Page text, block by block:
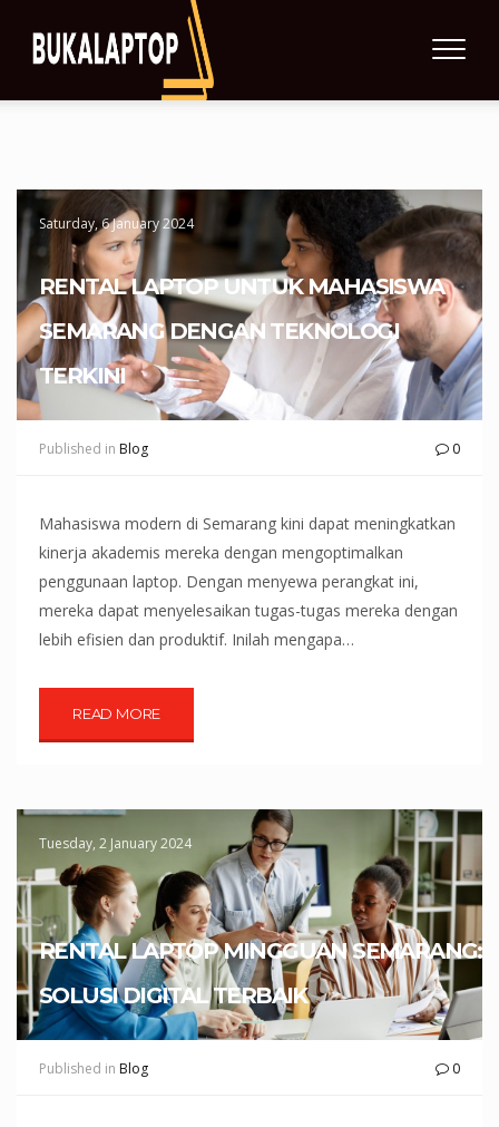
RENTAL LAPTOP UNTUK MAHASISWA
SEMARANG DENGAN TEKNOLOGI
TERKINI
Saturday, 6 January 2024
Published in Blog 0
Mahasiswa modern di Semarang kini dapat meningkatkan
kinerja akademis mereka dengan mengoptimalkan
penggunaan laptop. Dengan menyewa perangkat ini,
mereka dapat menyelesaikan tugas-tugas mereka dengan
lebih efisien dan produktif. Inilah mengapa…
READ MORE
RENTAL LAPTOP MINGGUAN SEMARANG:
SOLUSI DIGITAL TERBAIK
Tuesday, 2 January 2024
Published in Blog 0